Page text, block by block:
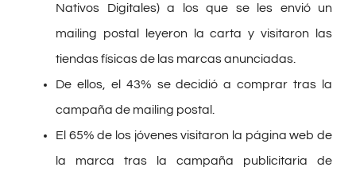
Nativos Digitales) a los que se les envió un
mailing postal leyeron la carta y visitaron las
tiendas físicas de las marcas anunciadas.
De ellos, el 43% se decidió a comprar tras la
campaña de mailing postal.
El 65% de los jóvenes visitaron la página web de
la marca tras la campaña publicitaria de